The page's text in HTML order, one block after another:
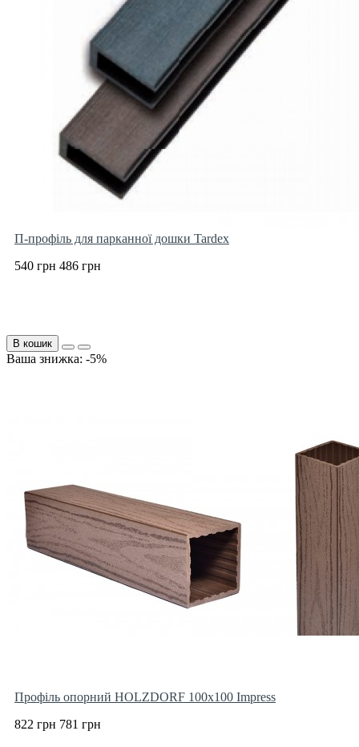
П-профіль для парканної дошки Tardex
540 грн 486 грн
В кошик
Ваша знижка: -5%
Профіль опорний HOLZDORF 100х100 Impress
822 грн 781 грн